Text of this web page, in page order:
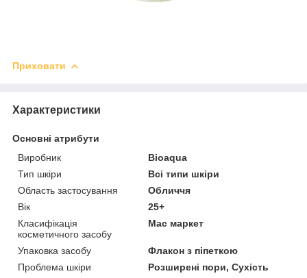
Приховати
Характеристики
Основні атрибути
Виробник
Bioaqua
Тип шкіри
Всі типи шкіри
Область застосування
Обличчя
Вік
25+
Класифікація
косметичного засобу
Мас маркет
Упаковка засобу
Флакон з піпеткою
Проблема шкіри
Розширені пори, Сухість